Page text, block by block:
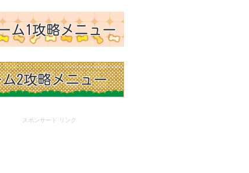
スポンサード リンク